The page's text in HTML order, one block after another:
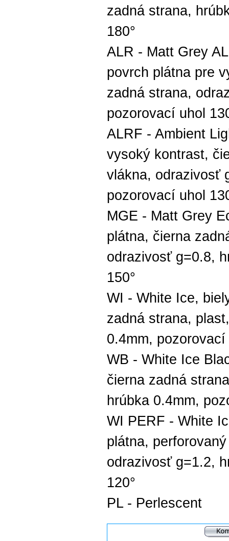
zadná strana,
180°
ALR - Matt Grey
povrch plátna pre
zadná strana,
pozorovací uhol
ALRF - Ambient
vysoký kontrast,
vlákna, odrazivosť
pozorovací uhol
MGE - Matt Grey
plátna, čierna
odrazivosť g=0.8,
150°
WI - White Ice,
zadná strana,
0.4mm, pozorovací
WB - White Ice
čierna zadná
hrúbka 0.4mm,
WI PERF - White
plátna,
odrazivosť g=1.2,
120°
PL - Perlescent